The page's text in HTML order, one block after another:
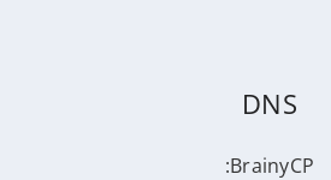
DNS
BrainyCP: